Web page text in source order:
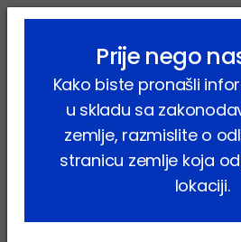
Proizvodi
Farmaceutski proizvodi
lockPrijavite se na
Prije nego
Kako biste pronašli
u skladu sa
zemlje, razmislite o
stranicu zemlje koja
lokaciji.